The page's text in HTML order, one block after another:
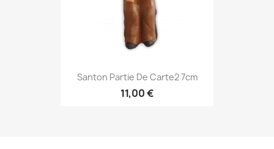
Santon Partie De Carte2 7cm
11,00 €